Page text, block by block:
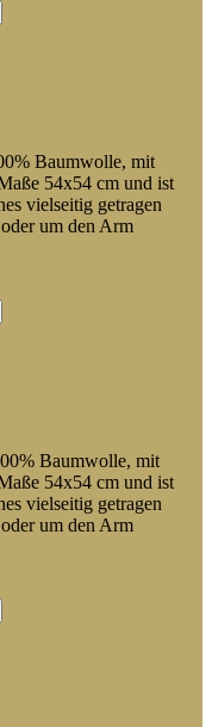
Baumwolle, mit
54x54 cm und ist
vielseitig getragen
um den Arm
Baumwolle, mit
54x54 cm und ist
vielseitig getragen
um den Arm